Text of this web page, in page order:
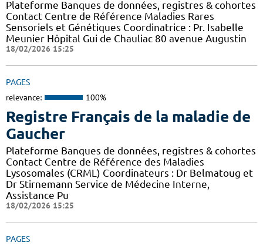
Plateforme Banques de données, registres & cohortes
Contact Centre de Référence Maladies Rares
Sensoriels et Génétiques Coordinatrice : Pr. Isabelle
Meunier Hôpital Gui de Chauliac 80 avenue Augustin
18/02/2026 15:25
PAGES
relevance: 100%
Registre Français de la maladie de
Gaucher
Plateforme Banques de données, registres & cohortes
Contact Centre de Référence des Maladies
Lysosomales (CRML) Coordinateurs : Dr Belmatoug et
Dr Stirnemann Service de Médecine Interne,
Assistance Pu
18/02/2026 15:25
PAGES